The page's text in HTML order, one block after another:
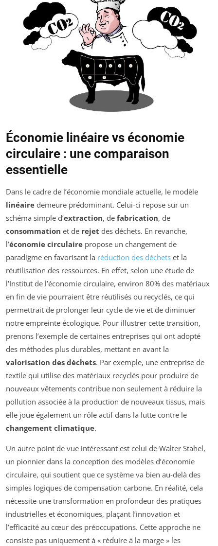
Économie linéaire vs économie
circulaire : une comparaison
essentielle
Dans le cadre de l’économie mondiale actuelle, le modèle
linéaire demeure prédominant. Celui-ci repose sur un
schéma simple d’extraction, de fabrication, de
consommation et de rejet des déchets. En revanche,
l’économie circulaire propose un changement de
paradigme en favorisant la réduction des déchets et la
réutilisation des ressources. En effet, selon une étude de
l’Institut de l’économie circulaire, environ 80% des matériaux
en fin de vie pourraient être réutilisés ou recyclés, ce qui
permettrait de prolonger leur cycle de vie et de diminuer
notre empreinte écologique. Pour illustrer cette transition,
prenons l’exemple de certaines entreprises qui ont adopté
des méthodes plus durables, mettant en avant la
valorisation des déchets. Par exemple, une entreprise de
textile qui utilise des matériaux recyclés pour produire de
nouveaux vêtements contribue non seulement à réduire la
pollution associée à la production de nouveaux tissus, mais
elle joue également un rôle actif dans la lutte contre le
changement climatique.
Un autre point de vue intéressant est celui de Walter Stahel,
un pionnier dans la conception des modèles d’économie
circulaire, qui soutient que ce système va bien au-delà des
simples logiques de compensation carbone. En réalité, cela
nécessite une transformation en profondeur des pratiques
industrielles et économiques, plaçant l’innovation et
l’efficacité au cœur des préoccupations. Cette approche ne
consiste pas uniquement à « réduire à la marge » les